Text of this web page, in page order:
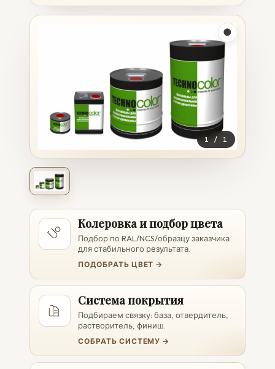
1 / 1
Колеровка и подбор цвета
Подбор по RAL/NCS/образцу заказчика
для стабильного результата.
ПОДОБРАТЬ ЦВЕТ →
Система покрытия
Подбираем связку: база, отвердитель,
растворитель, финиш.
СОБРАТЬ СИСТЕМУ →